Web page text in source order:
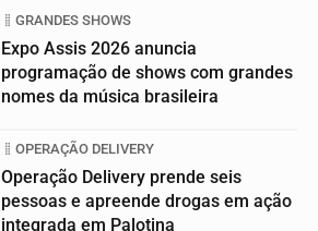
GRANDES SHOWS
Expo Assis 2026 anuncia
programação de shows com grandes
nomes da música brasileira
OPERAÇÃO DELIVERY
Operação Delivery prende seis
pessoas e apreende drogas em ação
integrada em Palotina